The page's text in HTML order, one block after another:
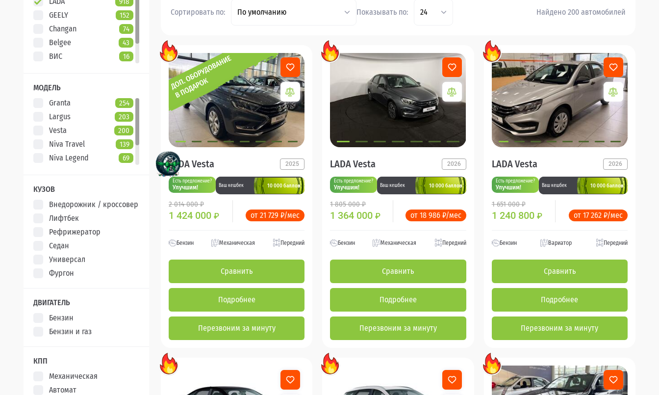
GEELY 152
Changan 74
Belgee 43
ВИС 16
XCITE
МОДЕЛЬ
Granta
254
Largus 203
Vesta 200
Niva Travel 139
Niva Legend 69
Aura
КУЗОВ
Внедорожник / кроссовер
Лифтбек
Рефрижератор
Седан
Универсал
Фургон
ДВИГАТЕЛЬ
Бензин
Бензин и газ
КПП
Механическая
Автомат
Сортировать по: По умолчанию Показывать по: 24 Найдено 200 автомобилей
LADA Vesta 2025
Есть предложение?
Улучшим! Ваш кешбек 10 000 баллов
2 014 000 ₽
1 424 000 ₽ от 21 729 ₽/мес
Бензин Механическая Передний
Сравнить
Подробнее
Перезвоним за минуту
LADA Vesta 2026
Есть предложение?
Улучшим! Ваш кешбек 10 000 баллов
1 805 000 ₽
1 364 000₽ от 18 986 ₽/мес
Бензин Механическая Передний
Сравнить
Подробнее
Перезвоним за минуту
LADA Vesta 2026
Есть предложение?
Улучшим! Ваш кешбек 10 000 баллов
1 651 000 ₽
1 240 800 ₽ от 17 262 ₽/мес
Бензин Вариатор Передний
Сравнить
Подробнее
Перезвоним за минуту